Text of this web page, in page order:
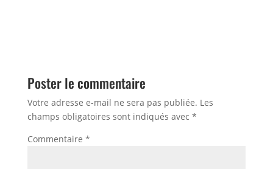
Poster le commentaire
Votre adresse e-mail ne sera pas publiée. Les
champs obligatoires sont indiqués avec *
Commentaire *